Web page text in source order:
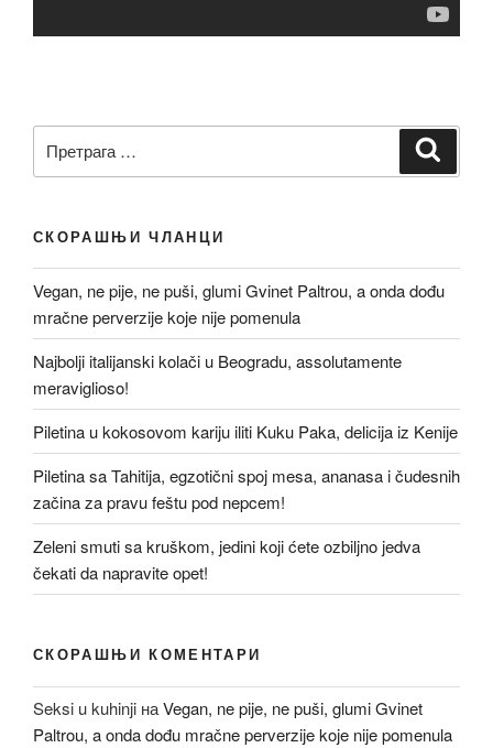
за:
СКОРАШЊИ ЧЛАНЦИ
Vegan, ne pije, ne puši, glumi Gvinet Paltrou, a onda dođu
mračne perverzije koje nije pomenula
Najbolji italijanski kolači u Beogradu, assolutamente
meraviglioso!
Piletina u kokosovom kariju iliti Kuku Paka, delicija iz Kenije
Piletina sa Tahitija, egzotični spoj mesa, ananasa i čudesnih
začina za pravu feštu pod nepcem!
Zeleni smuti sa kruškom, jedini koji ćete ozbiljno jedva
čekati da napravite opet!
СКОРАШЊИ КОМЕНТАРИ
Seksi u kuhinji наVegan, ne pije, ne puši, glumi Gvinet
Paltrou, a onda dođu mračne perverzije koje nije pomenula